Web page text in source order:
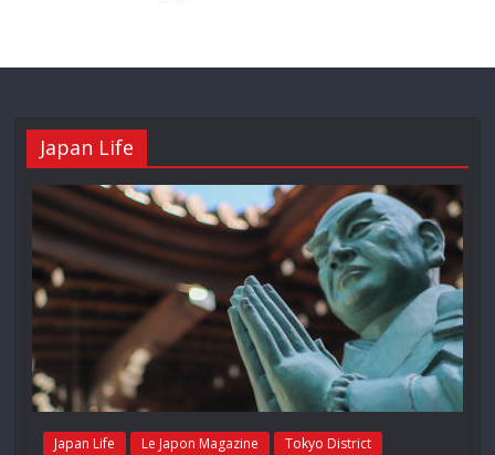
Japan Life
Japan Life Le Japon Magazine Tokyo District